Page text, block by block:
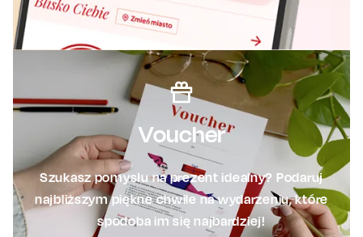
Voucher
Szukasz pomysłu na prezent idealny? Podaruj
najbliższym piękne chwile na wydarzeniu, które
spodoba im się najbardziej!